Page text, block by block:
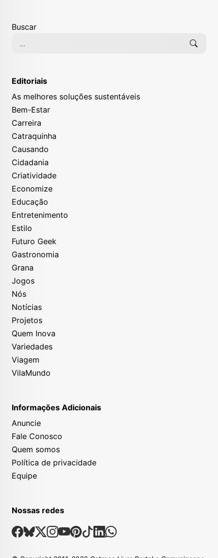
Buscar
Editoriais
As melhores soluções sustentáveis
Bem-Estar
Carreira
Catraquinha
Causando
Cidadania
Criatividade
Economize
Educação
Entretenimento
Estilo
Futuro Geek
Gastronomia
Grana
Jogos
Nós
Notícias
Projetos
Quem Inova
Variedades
Viagem
VilaMundo
Informações Adicionais
Anuncie
Fale Conosco
Quem somos
Política de privacidade
Equipe
Nossas redes
Nossas Redes Sociais
Facebook
Bsky
X Instagram
Youtube
Pinterest
TiktokLinkedin
Whatsapp